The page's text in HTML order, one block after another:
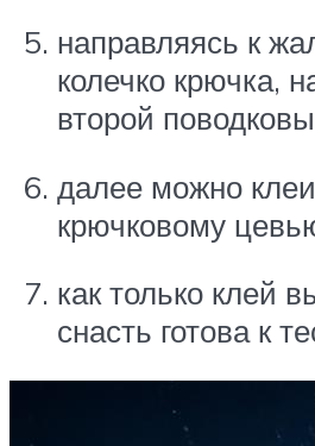
направляясь к
колечко крючка,
второй
далее можно
крючковому
как только клей
снасть готова к